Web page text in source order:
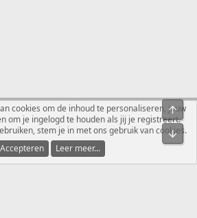
regels Privacybeleid Help
R
S
® © 2010-2026 XenForo Ltd.
cookies om de inhoud te personaliseren, jouw
om je ingelogd te houden als jij je registreert.
stem je in met ons gebruik van cookies.
Accepteren
Leer meer...